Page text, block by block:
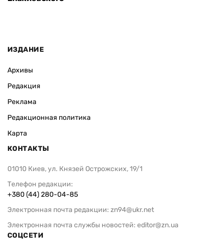
ИЗДАНИЕ
Архивы
Редакция
Реклама
Редакционная политика
Карта
КОНТАКТЫ
01010 Киев, ул. Князей Острожских, 19/1
Телефон редакции:
+380 (44) 280-04-85
Электронная почта редакции: zn94@ukr.net
Электронная почта службы новостей: editor@zn.ua
СОЦСЕТИ